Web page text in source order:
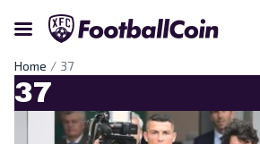
Home 37
37